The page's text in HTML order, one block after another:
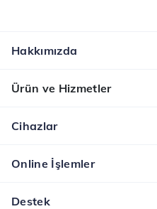
Hakkımızda
Ürün ve Hizmetler
Cihazlar
Online İşlemler
Destek